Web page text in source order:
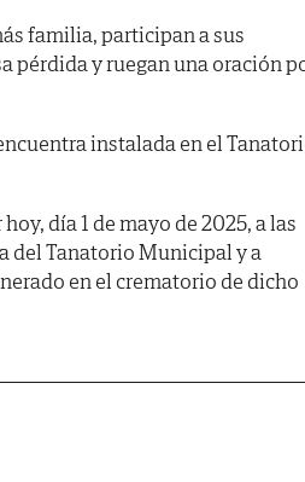
familia, participan a sus
pérdida y ruegan una oración
instalada en el
día 1 de mayo de 2025, a las
del Tanatorio Municipal y a
en el crematorio de dicho